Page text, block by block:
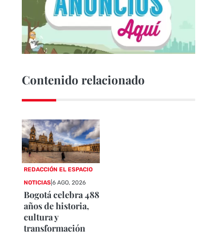
Contenido relacionado
REDACCIÓN EL ESPACIO
NOTICIAS |6 AGO, 2026
Bogotá celebra 488
años de historia,
cultura y
transformación